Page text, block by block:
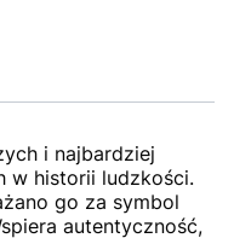
i najbardziej
w historii ludzkości.
go za symbol
autentyczność,